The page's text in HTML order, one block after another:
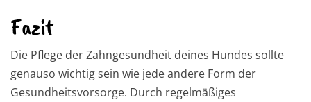
Fazit
Die Pflege der Zahngesundheit deines Hundes sollte
genauso wichtig sein wie jede andere Form der
Gesundheitsvorsorge. Durch regelmäßiges